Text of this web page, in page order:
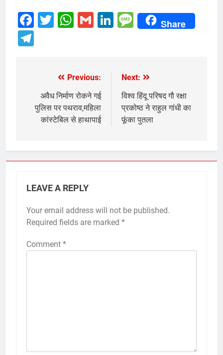
Facebook
Twitter
WhatsApp
GmailLinkedIn
Message
Share
navigation
Previous:
अवैध निर्माण रोकने गई
पुलिस पर पथराव,महिला
कांस्टेबिल से हाथापाई
Next:
विश्व हिंदू परिषद गौ रक्षा
प्रकोष्ठ ने राहुल गांधी का
फूंका पुतला
LEAVE A REPLY
Your email address will not be published.
Required fields are marked *
Comment *